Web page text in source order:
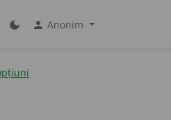
dark_mode person Anonim